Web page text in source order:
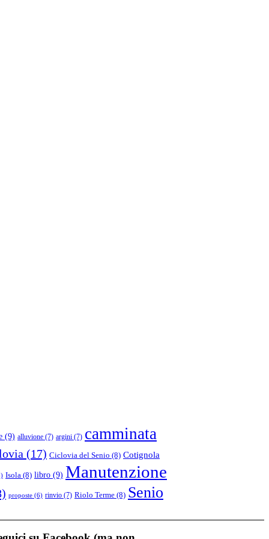
(9) alluvione (7) argini (7) camminata
(17) Ciclovia del Senio (8) Cotignola
Isola (8) libro (9) Manutenzione
proposte (6) rinvio (7) Riolo Terme (8) Senio